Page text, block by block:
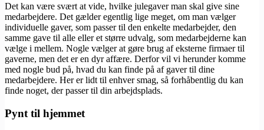
Det kan være svært at vide, hvilke julegaver man skal give sine
medarbejdere. Det gælder egentlig lige meget, om man vælger
individuelle gaver, som passer til den enkelte medarbejder, den
samme gave til alle eller et større udvalg, som medarbejderne kan
vælge i mellem. Nogle vælger at gøre brug af eksterne firmaer til
gaverne, men det er en dyr affære. Derfor vil vi herunder komme
med nogle bud på, hvad du kan finde på af gaver til dine
medarbejdere. Her er lidt til enhver smag, så forhåbentlig du kan
finde noget, der passer til din arbejdsplads.
Pynt til hjemmet